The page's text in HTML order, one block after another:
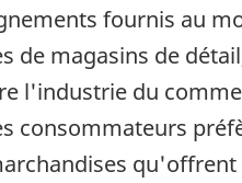
fournis au
de magasins de
l'industrie du
consommateurs
qu'offrent